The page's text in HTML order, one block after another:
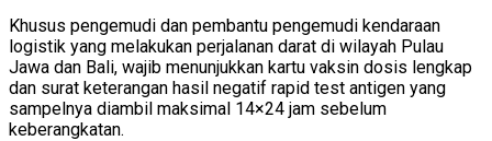
Khusus pengemudi dan pembantu pengemudi kendaraan
logistik yang melakukan perjalanan darat di wilayah Pulau
Jawa dan Bali, wajib menunjukkan kartu vaksin dosis lengkap
dan surat keterangan hasil negatif rapid test antigen yang
sampelnya diambil maksimal 14×24 jam sebelum
keberangkatan.